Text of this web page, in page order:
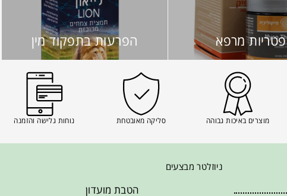
פטריות מרפא הפרעות בתפקוד מין
מוצרים באיכות גבוהה סליקה מאובטחת נוחות גלישה והזמנה
ניוזלטר מבצעים
הטבת מועדון